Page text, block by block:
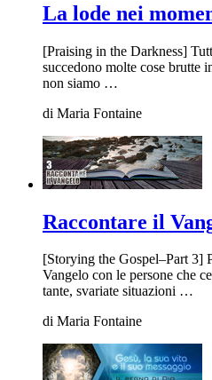
La lode nei
[Praising in the Darkness]
succedono molte cose brutte
non siamo …
di Maria Fontaine
Raccontare il
[Storying the Gospel–Part 3]
Vangelo con le persone che
tante, svariate situazioni …
di Maria Fontaine